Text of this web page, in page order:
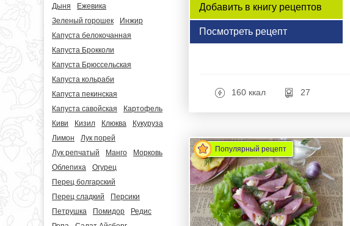
Дыня
Ежевика
Зеленый горошек
Инжир
Капуста белокочанная
Капуста Брокколи
Капуста Брюссельская
Капуста кольраби
Капуста пекинская
Капуста савойская
Картофель
Киви
Кизил Клюква
Кукуруза
Лимон
Лук порей
Лук репчатый
Манго
Морковь
Облепиха
Огурец
Перец болгарский
Перец сладкий
Персики
Петрушка
Помидор
Редис
Добавить в книгу рецептов
Посмотреть рецепт
160 ккал 27
Популярный рецепт